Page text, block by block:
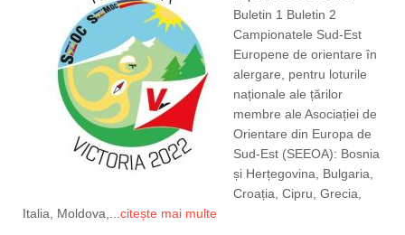
Buletin 1 Buletin 2
Campionatele Sud-Est
Europene de orientare în
alergare, pentru loturile
naționale ale țărilor
membre ale Asociației de
Orientare din Europa de
Sud-Est (SEEOA): Bosnia
și Herțegovina, Bulgaria,
Croația, Cipru, Grecia,
Italia, Moldova,... citește mai multe